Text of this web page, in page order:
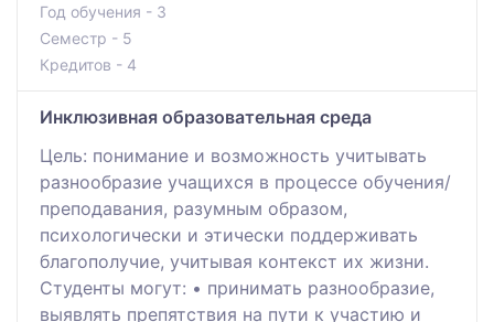
Год обучения - 3
Семестр - 5
Кредитов - 4
Инклюзивная образовательная среда
Цель: понимание и возможность учитывать
разнообразие учащихся в процессе обучения/
преподавания, разумным образом,
психологически и этически поддерживать
благополучие, учитывая контекст их жизни.
Студенты могут: • принимать разнообразие,
выявлять препятствия на пути к участию и